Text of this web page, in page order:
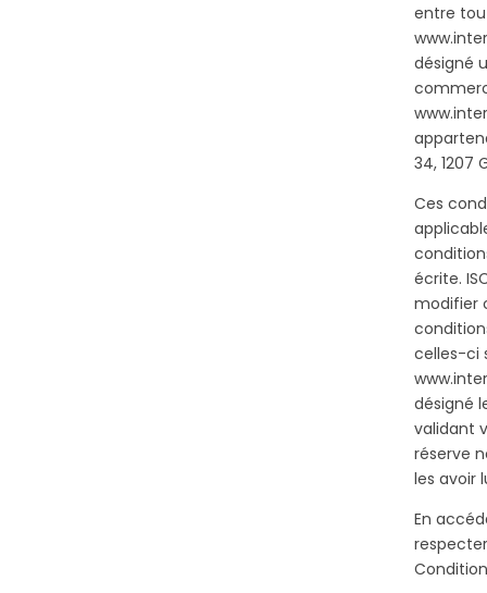
entre
désigné
34, 1207
Ces
écrite.
modifier
celles-ci
désigné
validant
réserve
les avoir
En